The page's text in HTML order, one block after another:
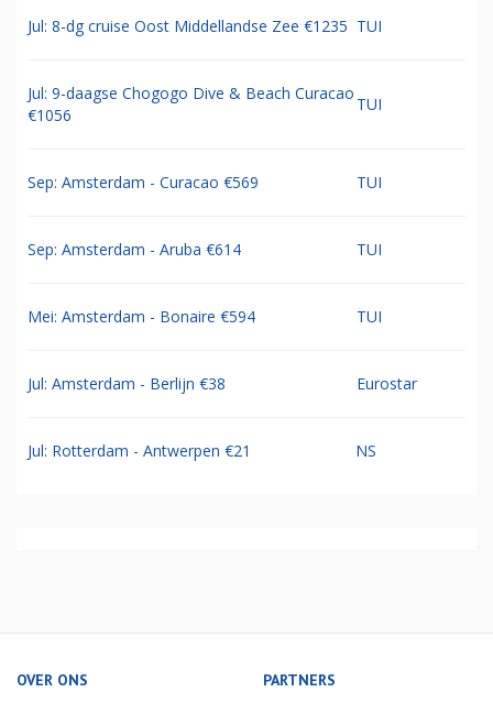
Jul: 8-dg cruise Oost Middellandse Zee €1235 TUI
Jul: 9-daagse Chogogo Dive & Beach Curacao
€1056
TUI
Sep: Amsterdam - Curacao €569 TUI
Sep: Amsterdam - Aruba €614 TUI
Mei: Amsterdam - Bonaire €594 TUI
Jul: Amsterdam - Berlijn €38 Eurostar
Jul: Rotterdam - Antwerpen €21 NS
OVER ONS PARTNERS